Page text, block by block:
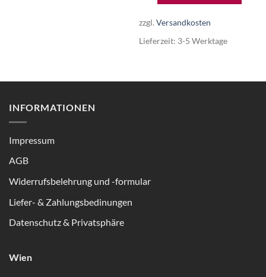
zzgl. Versandkosten
Lieferzeit: 3-5 Werktage
INFORMATIONEN
Impressum
AGB
Widerrufsbelehrung und -formular
Liefer- & Zahlungsbedinungen
Datenschutz & Privatsphäre
Wien